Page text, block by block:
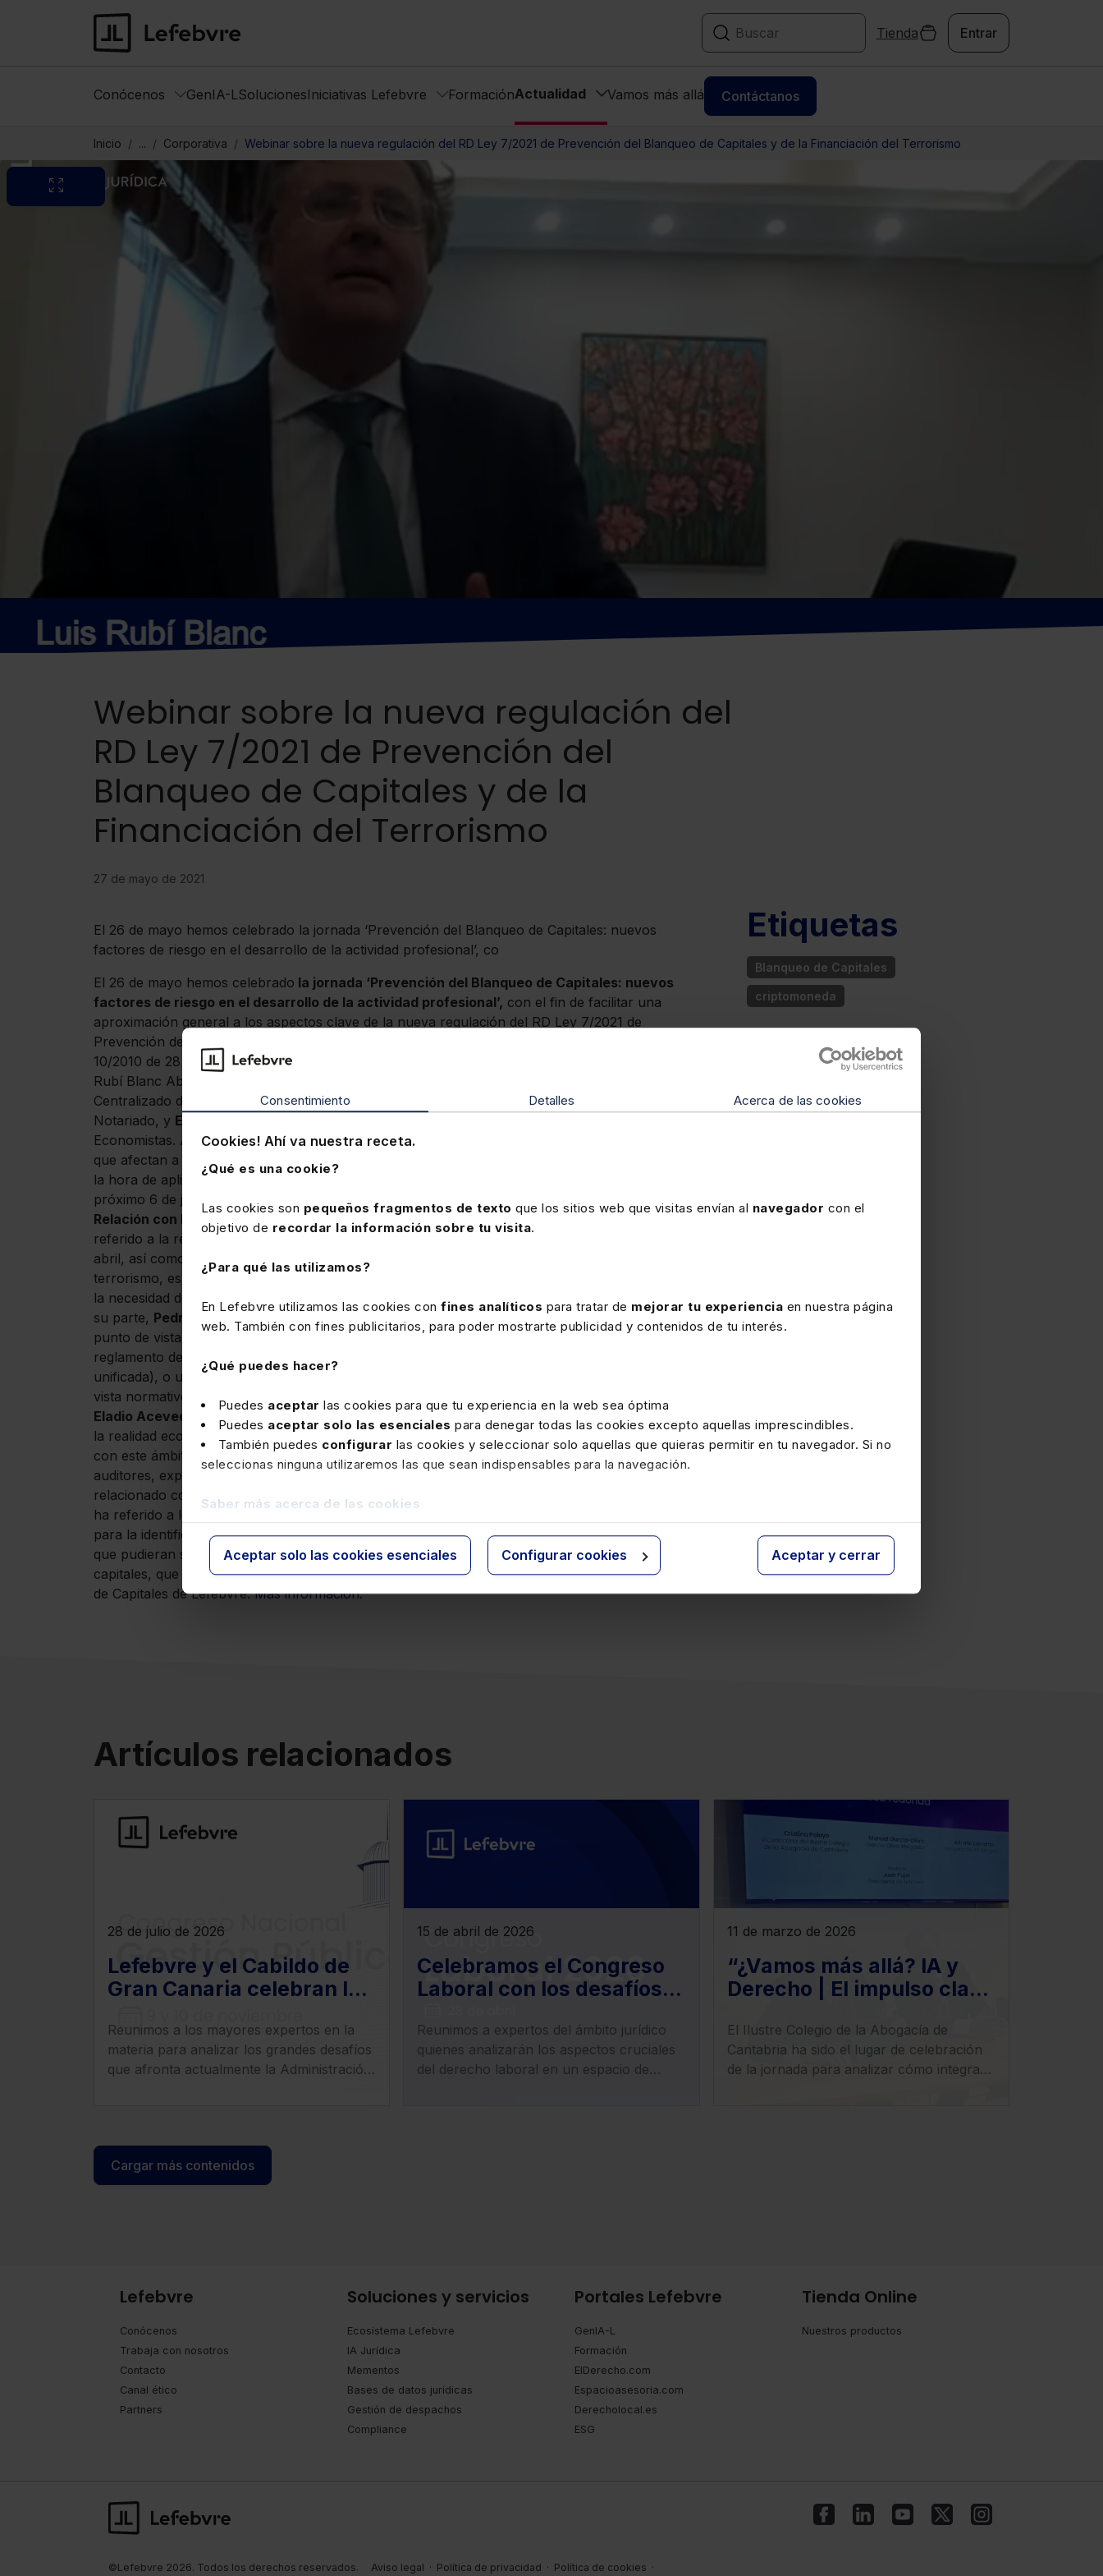
Consentimiento Detalles Acerca de las cookies
Cookies! Ahí va nuestra receta.
¿Qué es una cookie?
Las cookies son pequeños fragmentos de texto que los sitios web que visitas envían al navegador con el
objetivo de recordar la información sobre tu visita.
¿Para qué las utilizamos?
En Lefebvre utilizamos las cookies con fines analíticos para tratar de mejorar tu experiencia en nuestra página
web. También con fines publicitarios, para poder mostrarte publicidad y contenidos de tu interés.
¿Qué puedes hacer?
Puedes aceptar las cookies para que tu experiencia en la web sea óptima
Puedes aceptar solo las esenciales para denegar todas las cookies excepto aquellas imprescindibles.
También puedes configurar las cookies y seleccionar solo aquellas que quieras permitir en tu navegador. Si no
seleccionas ninguna utilizaremos las que sean indispensables para la navegación.
Saber más acerca de las cookies
Aceptar solo las cookies esenciales Configurar cookies Aceptar y cerrar
Tienda Entrar
Conócenos GenIA-LSolucionesIniciativas Lefebvre FormaciónActualidad Vamos más allá Contáctanos
Inicio ... Corporativa Webinar sobre la nueva regulación del RD Ley 7/2021 de Prevención del Blanqueo de Capitales y de la Financiación del Terrorismo
Webinar sobre la nueva regulación del
RD Ley 7/2021 de Prevención del
Blanqueo de Capitales y de la
Financiación del Terrorismo
27 de mayo de 2021
El 26 de mayo hemos celebrado la jornada ‘Prevención del Blanqueo de Capitales: nuevos
factores de riesgo en el desarrollo de la actividad profesional’, co
El 26 de mayo hemos celebrado la jornada ‘Prevención del Blanqueo de Capitales: nuevos
factores de riesgo en el desarrollo de la actividad profesional’, con el fin de facilitar una
aproximación general a los aspectos clave de la nueva regulación del RD Ley 7/2021 de
Prevención del Blanqueo de Capitales y de la Financiación del Terrorismo, que reforma la Ley
10/2010 de 28 de abril. Estewebinar
Rubí Blanc Abogados, y ha contado con la intervención de
Centralizado de Prevención en materia de Blanqueo de Capitales del Consejo General del
Notariado, y Eladio Acevedo
Economistas. Además, y con el objetivo de profundizar en la nueva regulación y en aspectos
que afectan a las actividades profesionales y en los factores de riesgo y dificultades prácticas a
la hora de aplicar los procedimientos de PBC/FT. organizamos un
próximo 6 de julio en el que se profundizará en las implicaciones de la nueva regulación.
Relación con la actividad supervisora Durante su intervención en el Luis Rubí
referido a la reforma legal y a las modificaciones introducidas por el RD Ley 7/2021 del 28 de
abril, así como a la problemática de la prevención del blanqueo de capitales y la financiación del
terrorismo, especialmente para los abogados, asesores fiscales, notarios y auditores, señalando
la necesidad de facilitar el cumplimiento y mejorar la relación con la autoridad supervisora. Por
su parte, Pedro Galindo
ha calificado como “auténtico lío” el que existe actualmente desde el
punto de vista de la PBC y FT y las novedades que se avecinan, entre las que ha subrayado el
reglamento de la UE, la atribución a una entidad supervisora (que de momento no va a estar
unificada), o una nueva directiva. También ha señalado la gran confusión desde el punto de
vista normativo en relación con las monedas virtuales, criptomonedas, bitcoin, etc. Por último,
Eladio Acevedo
ha mencionado el gran cambio que se ha producido en los últimos 10 años en
la realidad económica para finalmente señalar la oportunidad de repensar todo lo relacionado
con este ámbito: "Es momento de formarnos y hacer un repaso de las obligaciones de los
auditores, expertos contables externos y asesores fiscales para identificar un riesgo potencial
relacionado con el blanqueo de capitales o la financiación del terrorismo". Acevedo también se
ha referido a los auditores como sujetos obligados a la aplicación de medidas de diligencia debida
para la identificación de los clientes y sus actividades, así como a la identificación de situaciones
que pudieran ser indicativas de actividades sospechosas relacionadas con el blanqueo de
capitales, que deben ser comunicadas al SEPBLAC. Congreso sobre Prevención del Blanqueo
de Capitales de Lefebvre.Más información.
Etiquetas
Blanqueo de Capitales
criptomoneda
Artículos relacionados
28 de julio de 2026
Lefebvre y el Cabildo de
Gran Canaria celebran la
Congreso Nacional de
Gestión Pública
Reunimos a los mayores expertos en la
materia para analizar los grandes desafíos
que afronta actualmente la Administración
15 de abril de 2026
Celebramos el Congreso
Laboral con los desafíos
derecho laboral, empleo,
trabajo y Seguridad Social
Reunimos a expertos del ámbito jurídico
quienes analizarán los aspectos cruciales
del derecho laboral en un espacio de
11 de marzo de 2026
“¿Vamos más allá? IA y
Derecho | El impulso clave
siguiente nivel”,
El Ilustre Colegio de la Abogacía de
Cantabria ha sido el lugar de celebración
de la jornada para analizar cómo integrar
Cargar más contenidos
Lefebvre
Conócenos
Trabaja con nosotros
Contacto
Canal ético
Partners
Soluciones y servicios
Ecosistema Lefebvre
IA Jurídica
Mementos
Bases de datos jurídicas
Gestión de despachos
Compliance
Portales Lefebvre
GenIA-L
Formación
ElDerecho.com
Espacioasesoria.com
Derecholocal.es
ESG
Tienda Online
Nuestros productos
©Lefebvre 2026. Todos los derechos reservados. Aviso legal · Política de privacidad · Política de cookies ·